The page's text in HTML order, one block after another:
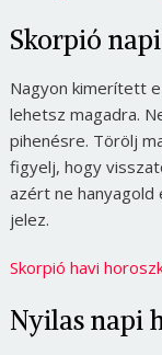
Skorpió napi
Nagyon kimerített
lehetsz magadra.
pihenésre. Törölj
figyelj, hogy
azért ne hanyagold
jelez.
Skorpió havi
Nyilas napi